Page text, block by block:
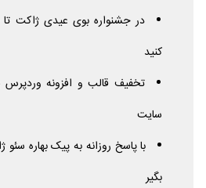
کنید
تخفیف قالب و افزونه وردپرس
سایت
با پاسخ روزانه به پیک بهاره
بگیر